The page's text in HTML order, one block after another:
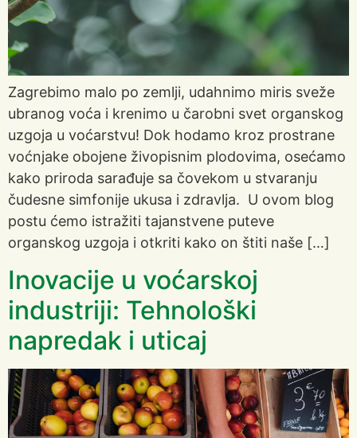
Zagrebimo malo po zemlji, udahnimo miris sveže
ubranog voća i krenimo u čarobni svet organskog
uzgoja u voćarstvu! Dok hodamo kroz prostrane
voćnjake obojene živopisnim plodovima, osećamo
kako priroda sarađuje sa čovekom u stvaranju
čudesne simfonije ukusa i zdravlja. U ovom blog
postu ćemo istražiti tajanstvene puteve
organskog uzgoja i otkriti kako on štiti naše […]
Inovacije u voćarskoj
industriji: Tehnološki
napredak i uticaj